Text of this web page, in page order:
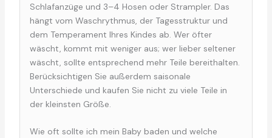
Schlafanzüge und 3–4 Hosen oder Strampler. Das
hängt vom Waschrythmus, der Tagesstruktur und
dem Temperament Ihres Kindes ab. Wer öfter
wäscht, kommt mit weniger aus; wer lieber seltener
wäscht, sollte entsprechend mehr Teile bereithalten.
Berücksichtigen Sie außerdem saisonale
Unterschiede und kaufen Sie nicht zu viele Teile in
der kleinsten Größe.
Wie oft sollte ich mein Baby baden und welche